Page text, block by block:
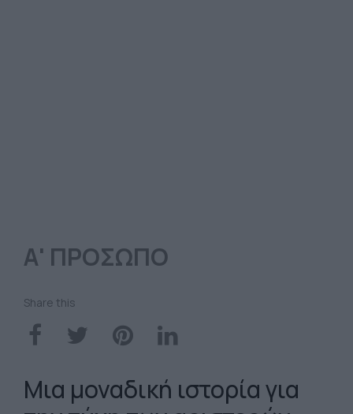
Α' ΠΡΟΣΩΠΟ
Share this
Mια μοναδική ιστορία για